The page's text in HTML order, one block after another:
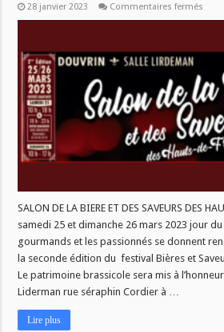
28 janvier 2023 Commentaires fermés
26
SALON DE LA BIERE ET DES SAVEURS DES
samedi 25 et dimanche 26 mars 2023 jour
gourmands et les passionnés se donnent
la seconde édition du festival Bières et
Le patrimoine brassicole sera mis à
Liderman rue séraphin Cordier à …
Lire plus